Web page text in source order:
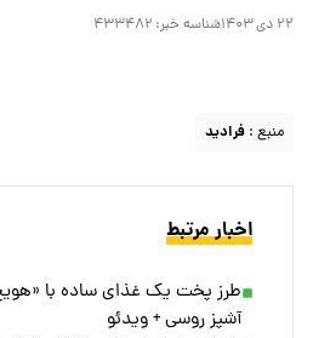
۲۲ دی ۱۴۰۳ شناسه خبر: ۴۳۳۴۸۲
منبع : فرادید
اخبار مرتبط
طرز پخت یک غذای ساده با
آشپز روسی + ویدئو